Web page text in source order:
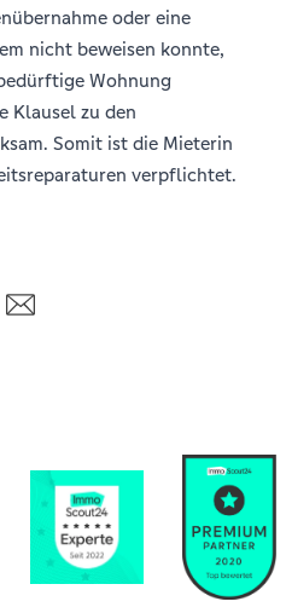
oder eine
nicht beweisen konnte,
Wohnung
Klausel zu den
Somit ist die Mieterin
verpflichtet.